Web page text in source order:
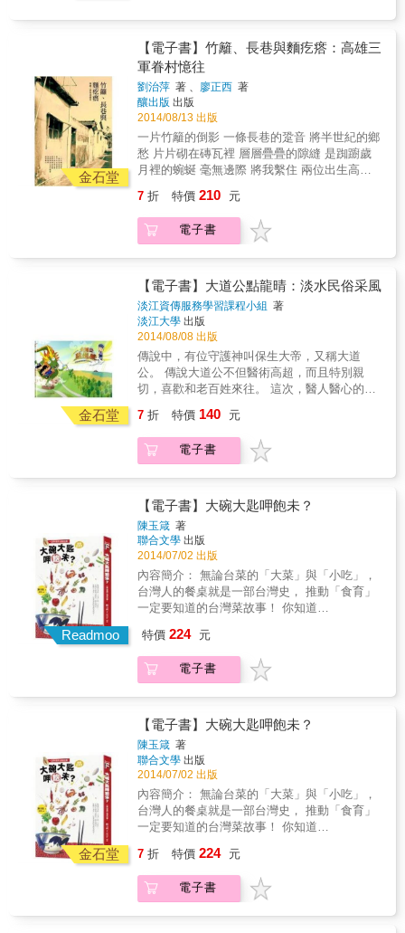
時髦的前線，見證名流商旅來去，而今是安靜
華走過，人潮散去，挖掘這些落在歷史縫隙裡
的庶民生活，發現最平實動人的細節。 本書特
色 &bull;以圖文細膩呈現高雄老街區的人文風
貌 &bull;深入採訪港都相關行業及歷史：遠洋
漁業、拆船業、五金業 &bull;描繪鹽埕在地老
店與職人匠師
金石堂
【電子書】竹籬、長巷與麵疙瘩：高雄三
軍眷村憶往
劉治萍 著 、 廖正西 著
釀出版 出版
2014/08/13 出版
一片竹籬的倒影 一條長巷的跫音 將半世紀的鄉
愁 片片砌在磚瓦裡 層層疊疊的隙縫 是踟躕歲
月裡的蜿蜒 毫無邊際 將我繫住 兩位出生高雄
希望為逐漸消失的舊眷村，以及他們眷戀的往
事，留下文字與圖像的紀錄。他們一邊以文字
記下過往的美好，一邊走遍臺灣各地眷村，以
各種樣貌，讓讀者認識眷村多面的吸引力
7 折 特價 210 元
電子書
金石堂
【電子書】大道公點龍晴：淡水民俗采風
淡江資傳服務學習課程小組 著
淡江大學 出版
2014/08/08 出版
傳說中，有位守護神叫保生大帝，又稱大道
公。 傳說大道公不但醫術高超，而且特別親
切，喜歡和老百姓來往。 這次，醫人醫心的大
7 折 特價 140 元
電子書
Readmoo
【電子書】大碗大匙呷飽未？
陳玉箴 著
聯合文學 出版
2014/07/02 出版
內容簡介： 無論台菜的「大菜」與「小吃」，
台灣人的餐桌就是一部台灣史， 推動「食育」
一定要知道的台灣菜故事！ 你知道
仁茶為什麼配油條？ 蘋果的婆婆是誰？招牌的
「酒家菜」是哪一道？ 蝦餅其實不是南洋菜？
原來，幾十年前台灣的義大利餐廳也賣清粥小
仔煎、海蠣煎、蠔烙一家親，有點黏又不會太
黏。 每種食材都述說著一群人生活的故事。 台
灣的老滋味不能只留在過去的時空，跟著陳玉
箴博士一起追尋台菜的根源， 瞭解那些關於台
菜的各種形象與文化痕跡，以及台菜蘊含的
「澎湃」情感！
特價 224 元
電子書
金石堂
【電子書】大碗大匙呷飽未？
陳玉箴 著
聯合文學 出版
2014/07/02 出版
內容簡介： 無論台菜的「大菜」與「小吃」，
台灣人的餐桌就是一部台灣史， 推動「食育」
一定要知道的台灣菜故事！ 你知道
仁茶為什麼配油條？ 蘋果的婆婆是誰？招牌的
「酒家菜」是哪一道？ 蝦餅其實不是南洋菜？
原來，幾十年前台灣的義大利餐廳也賣清粥小
7 折 特價 224 元
電子書